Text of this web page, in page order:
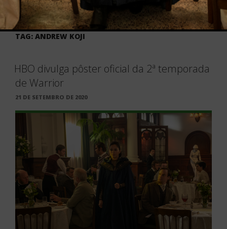
TAG: ANDREW KOJI
HBO divulga pôster oficial da 2ª temporada
de Warrior
PUBLICADO
21 DE SETEMBRO DE 2020